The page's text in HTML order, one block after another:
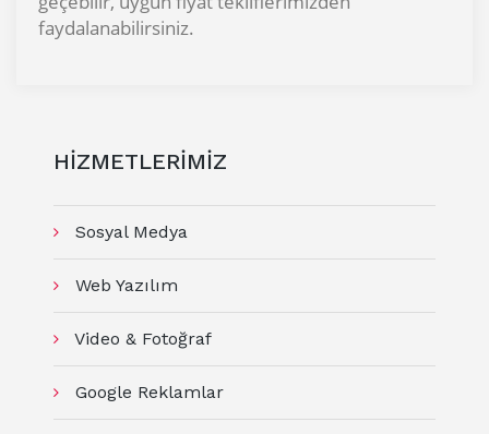
faydalanabilirsiniz.
HİZMETLERİMİZ
Sosyal Medya
Web Yazılım
Video & Fotoğraf
Google Reklamlar